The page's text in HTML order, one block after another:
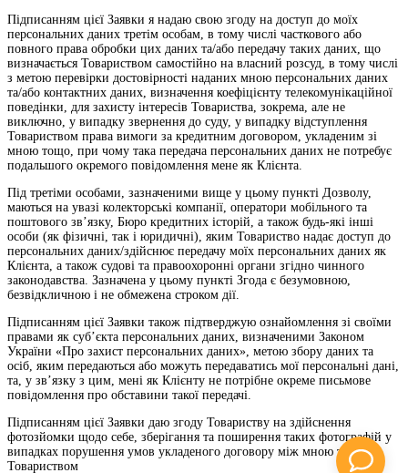
Підписанням цієї Заявки я надаю свою згоду на доступ до моїх
персональних даних третім особам, в тому числі часткового або
повного права обробки цих даних та/або передачу таких даних, що
визначається Товариством самостійно на власний розсуд, в тому числі
з метою перевірки достовірності наданих мною персональних даних
та/або контактних даних, визначення коефіцієнту телекомунікаційної
поведінки, для захисту інтересів Товариства, зокрема, але не
виключно, у випадку звернення до суду, у випадку відступлення
Товариством права вимоги за кредитним договором, укладеним зі
мною тощо, при чому така передача персональних даних не потребує
подальшого окремого повідомлення мене як Клієнта.
Під третіми особами, зазначеними вище у цьому пункті Дозволу,
маються на увазі колекторські компанії, оператори мобільного та
поштового зв’язку, Бюро кредитних історій, а також будь-які інші
особи (як фізичні, так і юридичні), яким Товариство надає доступ до
персональних даних/здійснює передачу моїх персональних даних як
Клієнта, а також судові та правоохоронні органи згідно чинного
законодавства. Зазначена у цьому пункті Згода є безумовною,
безвідкличною і не обмежена строком дії.
Підписанням цієї Заявки також підтверджую ознайомлення зі своїми
правами як суб’єкта персональних даних, визначеними Законом
України «Про захист персональних даних», метою збору даних та
осіб, яким передаються або можуть передаватись мої персональні дані,
та, у зв’язку з цим, мені як Клієнту не потрібне окреме письмове
повідомлення про обставини такої передачі.
Підписанням цієї Заявки даю згоду Товариству на здійснення
фотозйомки щодо себе, зберігання та поширення таких фотографій у
випадках порушення умов укладеного договору між мною та
Товариством